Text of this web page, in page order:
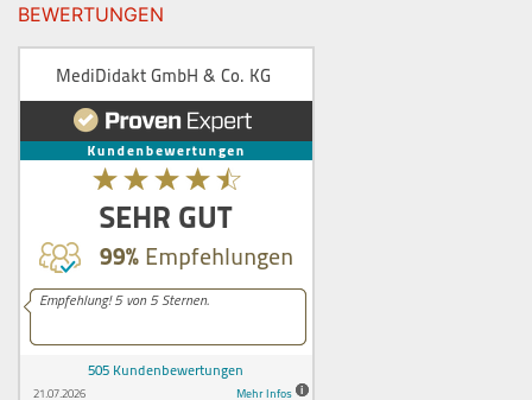
BEWERTUNGEN